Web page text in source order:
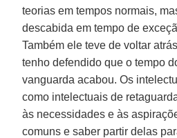
teorias em tempos normais,
descabida em tempo de
Também ele teve de voltar
tenho defendido que o tempo
vanguarda acabou. Os
como intelectuais de
às necessidades e às
comuns e saber partir delas